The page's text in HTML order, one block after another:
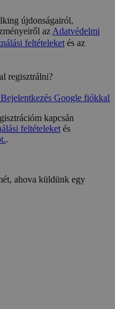
újdonságairól,
azAdatvédelmi
feltételeketés az
regisztrálni?
Bejelentkezés Google fiókkal
kapcsán
feltételeketés
.
ahova küldünk egy